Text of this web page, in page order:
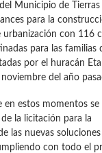
Municipio de Tierras
para la
urbanización con 116
para las familias
por el huracán Eta
del año
en estos momentos se
la licitación para la
las nuevas
con todo el